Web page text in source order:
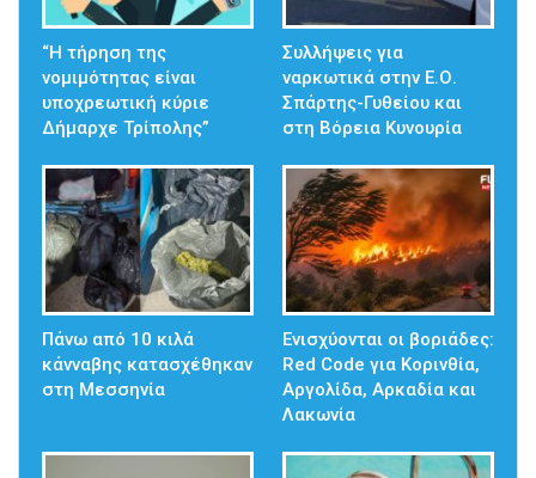
“Η τήρηση της
νομιμότητας είναι
υποχρεωτική κύριε
Δήμαρχε Τρίπολης”
Συλλήψεις για
ναρκωτικά στην Ε.Ο.
Σπάρτης-Γυθείου και
στη Βόρεια Κυνουρία
Πάνω από 10 κιλά
κάνναβης κατασχέθηκαν
στη Μεσσηνία
Ενισχύονται οι βοριάδες:
Red Code για Κορινθία,
Αργολίδα, Αρκαδία και
Λακωνία